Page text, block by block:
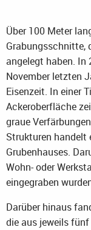
Über 100 Meter
Grabungsschnitte,
angelegt haben. In
November letzten
Eisenzeit. In einer
Ackeroberfläche
graue
Strukturen handelt
Grubenhauses.
Wohn- oder
eingegraben
Darüber hinaus
die aus jeweils